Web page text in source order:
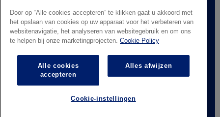
© AGC Glass Europe 2026
Responsible Disclosure
Algemene verkoopvoorwaarden
Schrijf in op onze nieuwsberichten
Door op “Alle cookies accepteren” te klikken gaat u akkoord met
het opslaan van cookies op uw apparaat voor het verbeteren van
websitenavigatie, het analyseren van websitegebruik en om ons
te helpen bij onze marketingprojecten. Cookie Policy
Alle cookies
accepteren
Alles afwijzen
Cookie-instellingen